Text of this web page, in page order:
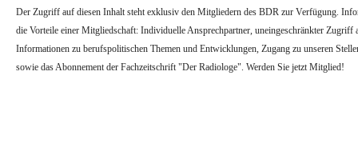
Der Zugriff auf diesen Inhalt steht exklusiv den Mitgliedern des BDR zur Verfügung.
die Vorteile einer Mitgliedschaft: Individuelle Ansprechpartner, uneingeschränkter Zugriff
Informationen zu berufspolitischen Themen und Entwicklungen, Zugang zu unseren
sowie das Abonnement der Fachzeitschrift "Der Radiologe". Werden Sie jetzt Mitglied!